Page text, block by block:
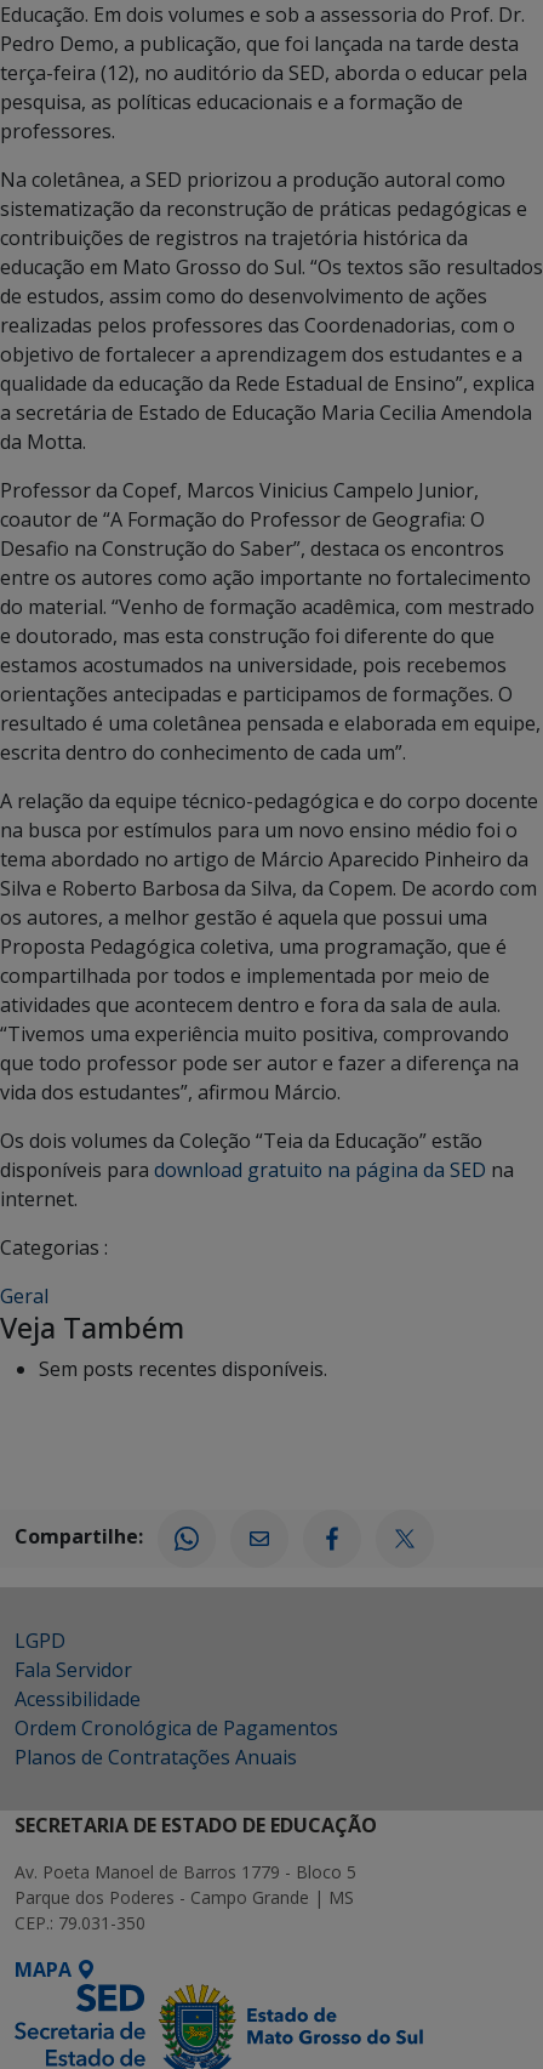
Educação. Em dois volumes e sob a assessoria do Prof. Dr.
Pedro Demo, a publicação, que foi lançada na tarde desta
terça-feira (12), no auditório da SED, aborda o educar pela
pesquisa, as políticas educacionais e a formação de
professores.
Na coletânea, a SED priorizou a produção autoral como
sistematização da reconstrução de práticas pedagógicas e
contribuições de registros na trajetória histórica da
educação em Mato Grosso do Sul. “Os textos são resultados
de estudos, assim como do desenvolvimento de ações
realizadas pelos professores das Coordenadorias, com o
objetivo de fortalecer a aprendizagem dos estudantes e a
qualidade da educação da Rede Estadual de Ensino”, explica
a secretária de Estado de Educação Maria Cecilia Amendola
da Motta.
Professor da Copef, Marcos Vinicius Campelo Junior,
coautor de “A Formação do Professor de Geografia: O
Desafio na Construção do Saber”, destaca os encontros
entre os autores como ação importante no fortalecimento
do material. “Venho de formação acadêmica, com mestrado
e doutorado, mas esta construção foi diferente do que
estamos acostumados na universidade, pois recebemos
orientações antecipadas e participamos de formações. O
resultado é uma coletânea pensada e elaborada em equipe,
escrita dentro do conhecimento de cada um”.
A relação da equipe técnico-pedagógica e do corpo docente
na busca por estímulos para um novo ensino médio foi o
tema abordado no artigo de Márcio Aparecido Pinheiro da
Silva e Roberto Barbosa da Silva, da Copem. De acordo com
os autores, a melhor gestão é aquela que possui uma
Proposta Pedagógica coletiva, uma programação, que é
compartilhada por todos e implementada por meio de
atividades que acontecem dentro e fora da sala de aula.
“Tivemos uma experiência muito positiva, comprovando
que todo professor pode ser autor e fazer a diferença na
vida dos estudantes”, afirmou Márcio.
Os dois volumes da Coleção “Teia da Educação” estão
disponíveis para download gratuito na página da SED na
internet.
Categorias :
Geral
Veja Também
Sem posts recentes disponíveis.
Compartilhe:
LGPD
Fala Servidor
Acessibilidade
Ordem Cronológica de Pagamentos
Planos de Contratações Anuais
SECRETARIA DE ESTADO DE EDUCAÇÃO
Av. Poeta Manoel de Barros 1779 - Bloco 5
Parque dos Poderes - Campo Grande | MS
CEP.: 79.031-350
MAPA